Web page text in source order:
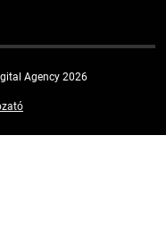
Agency 2026